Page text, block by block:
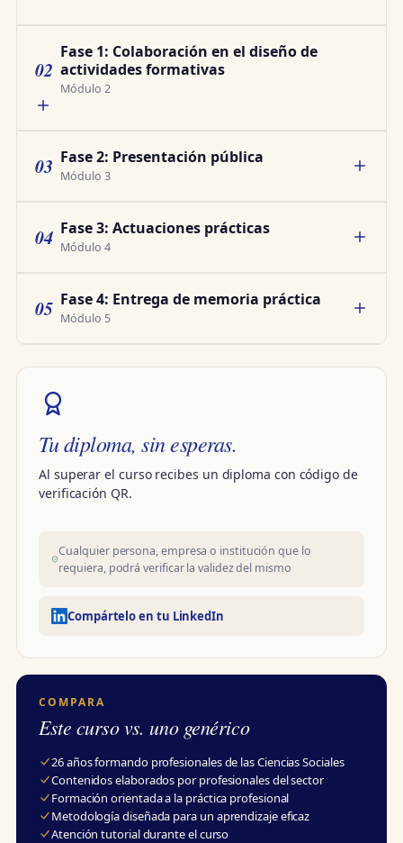
02
Fase 1: Colaboración en el diseño de
actividades formativas
Módulo 2
03 Fase 2: Presentación pública
Módulo 3
04 Fase 3: Actuaciones prácticas
Módulo 4
05 Fase 4: Entrega de memoria práctica
Módulo 5
Tu diploma, sin esperas.
Al superar el curso recibes un diploma con código de
verificación QR.
Cualquier persona, empresa o institución que lo
requiera, podrá verificar la validez del mismo
Compártelo en tu LinkedIn
COMPARA
Este curso vs. uno genérico
26 años formando profesionales de las Ciencias Sociales
Contenidos elaborados por profesionales del sector
Formación orientada a la práctica profesional
Metodología diseñada para un aprendizaje eficaz
Atención tutorial durante el curso